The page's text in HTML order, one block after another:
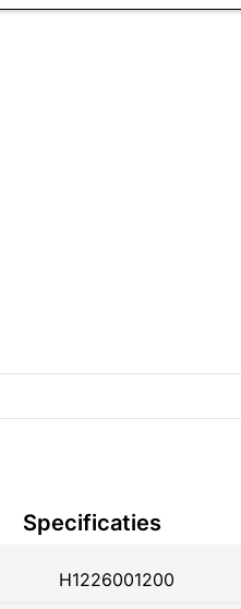
Specificaties
H1226001200